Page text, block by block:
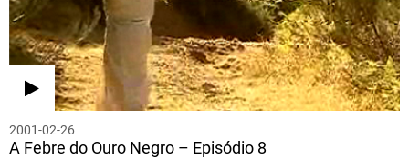
2001-02-26
A Febre do Ouro Negro – Episódio 8